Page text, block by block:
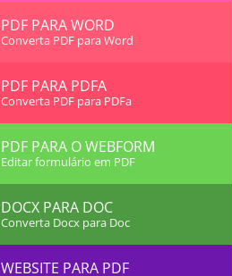
PDF PARA WORD
Converta PDF para Word
PDF PARA PDFA
Converta PDF para PDFa
PDF PARA O WEBFORM
Editar formulário em PDF
DOCX PARA DOC
Converta Docx para Doc
WEBSITE PARA PDF